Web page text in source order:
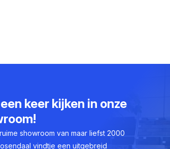
keer kijken in onze
showroom van maar liefst 2000
vindtje een uitgebreid